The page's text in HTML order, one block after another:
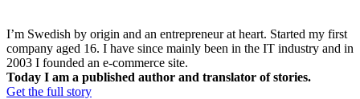
I’m Swedish by origin and an entrepreneur at heart. Started my first
company aged 16. I have since mainly been in the IT industry and in
2003 I founded an e-commerce site.
Today I am a published author and translator of stories.
Get the full story